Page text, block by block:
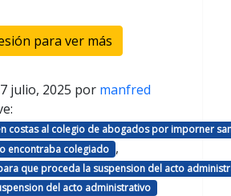
para ver más
7 julio, 2025 por manfred
costas al colegio de abogados por imporner
encontraba colegiado ,
que proceda la suspension del acto
del acto administrativo